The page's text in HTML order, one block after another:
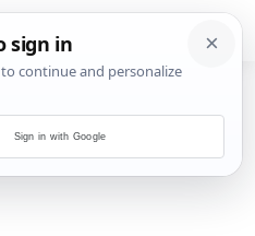
je dobro biti
Sign in with Google